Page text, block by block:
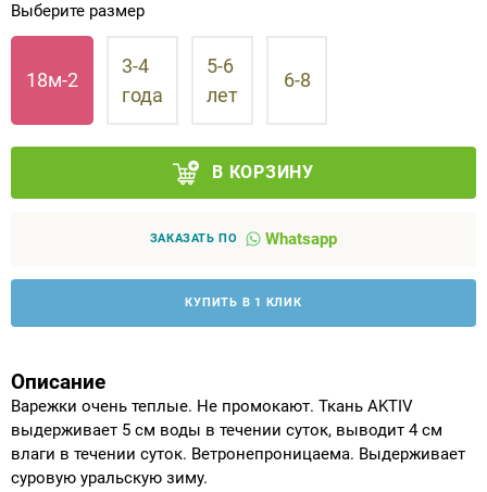
Выберите размер
18м-2
3-4
года
5-6
лет
6-8
В КОРЗИНУ
ЗАКАЗАТЬ ПО Whatsapp
КУПИТЬ В 1 КЛИК
Описание
Варежки очень теплые. Не промокают. Ткань AKTIV
выдерживает 5 см воды в течении суток, выводит 4 см
влаги в течении суток. Ветронепроницаема. Выдерживает
суровую уральскую зиму.
Аппараты на суставы
Санитарные приспособления для
инвалидов
Противопролежневые матрасы, подушки
ОПОРЫ, ВЕРТИКАЛИЗАТОРЫ, Оборудование
Индивидуальное изготовление